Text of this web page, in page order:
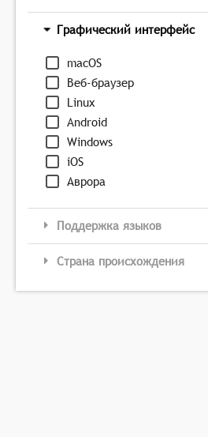
Графический интерфейс
macOS
Веб-браузер
Linux
Android
Windows
iOS
Аврора
Поддержка языков
Страна происхождения